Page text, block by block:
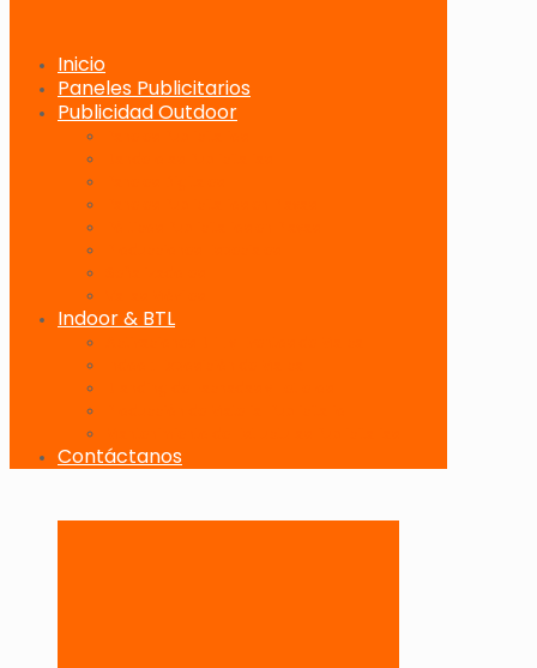
Inicio
Paneles Publicitarios
Publicidad Outdoor
Indoor & BTL
Contáctanos